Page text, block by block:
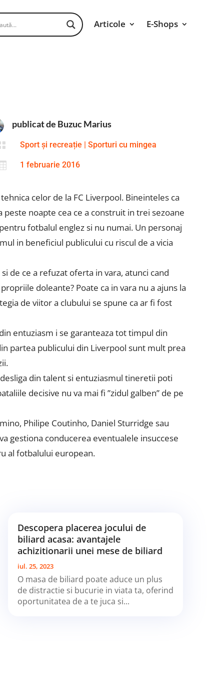
Articole E-Shops
publicat de Buzuc Marius
Sport și recreație |Sporturi cu mingea
1 februarie 2016
celor de la FC Liverpool. Bineinteles ca
noapte cea ce a construit in trei sezoane
fotbalul englez si nu numai. Un personaj
in beneficiul publicului cu riscul de a vicia
de ce a refuzat oferta in vara, atunci cand
doleante? Poate ca in vara nu a ajuns la
de viitor a clubului se spune ca ar fi fost
entuziasm i se garanteaza tot timpul din
partea publicului din Liverpool sunt mult prea
din talent si entuziasmul tineretii poti
decisive nu va mai fi ”zidul galben” de pe
Philipe Coutinho, Daniel Sturridge sau
gestiona conducerea eventualele insuccese
al fotbalului european.
Descopera placerea jocului de
biliard acasa: avantajele
achizitionarii unei mese de biliard
iul. 25, 2023
O masa de biliard poate aduce un plus
de distractie si bucurie in viata ta, oferind
oportunitatea de a te juca si...